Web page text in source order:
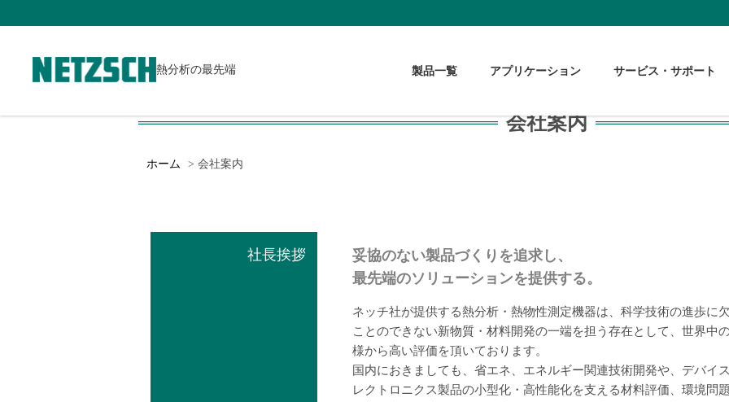
熱分析の最先端 製品一覧 アプリケーション サービス・サポート
会社案内
ホーム 会社案内
社長挨拶
妥協のない製品づくりを追求し、
最先端のソリューションを提供する。
ネッチ社が提供する熱分析・熱物性測定機器は、科学技術の進歩に
ことのできない新物質・材料開発の一端を担う存在として、世界中
様から高い評価を頂いております。
国内におきましても、省エネ、エネルギー関連技術開発や、デバイ
レクトロニクス製品の小型化・高性能化を支える材料評価、環境問